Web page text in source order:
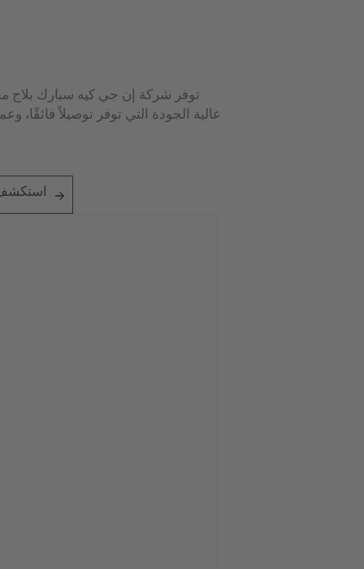
توفر شركة إن جي كيه سبارك بلاج
عالية الجودة التي توفر توصيلاً فائقًا،
استكشف